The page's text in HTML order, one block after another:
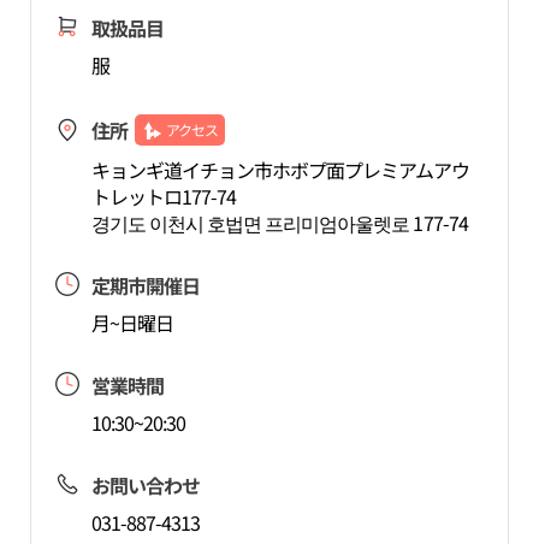
取扱品目
服
住所 アクセス
キョンギ道イチョン市ホボプ面プレミアムアウ
トレットロ177-74
경기도 이천시 호법면 프리미엄아울렛로 177-74
定期市開催日
月~日曜日
営業時間
10:30~20:30
お問い合わせ
031-887-4313